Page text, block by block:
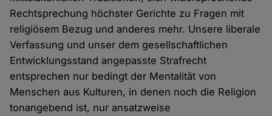
Rechtsprechung höchster Gerichte zu Fragen mit
religiösem Bezug und anderes mehr. Unsere liberale
Verfassung und unser dem gesellschaftlichen
Entwicklungsstand angepasste Strafrecht
entsprechen nur bedingt der Mentalität von
Menschen aus Kulturen, in denen noch die Religion
tonangebend ist, nur ansatzweise